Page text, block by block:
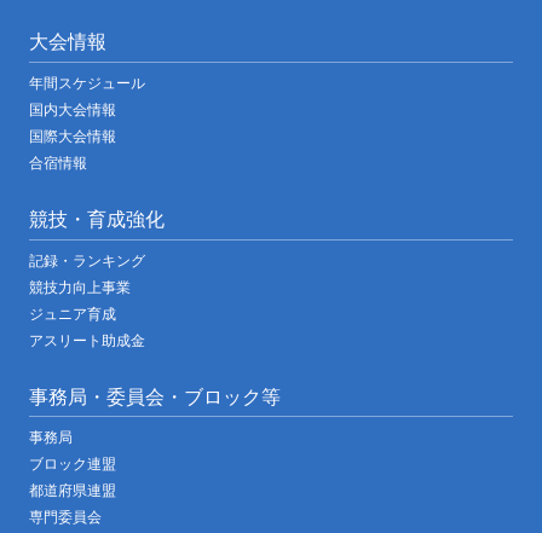
大会情報
年間スケジュール
国内大会情報
国際大会情報
合宿情報
競技・育成強化
記録・ランキング
競技力向上事業
ジュニア育成
アスリート助成金
事務局・委員会・ブロック等
事務局
ブロック連盟
都道府県連盟
専門委員会